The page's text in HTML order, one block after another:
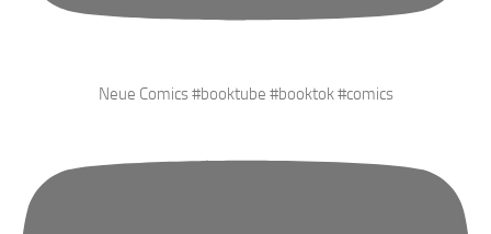
Neue Comics #booktube #booktok #comics